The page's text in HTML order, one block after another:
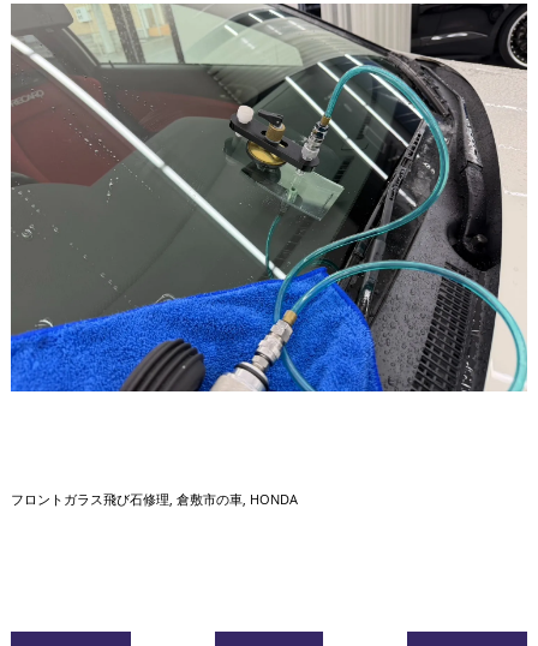
フロントガラス飛び石修理 倉敷市の車 HONDA